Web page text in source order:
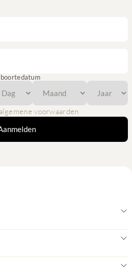
algemene voorwaarden